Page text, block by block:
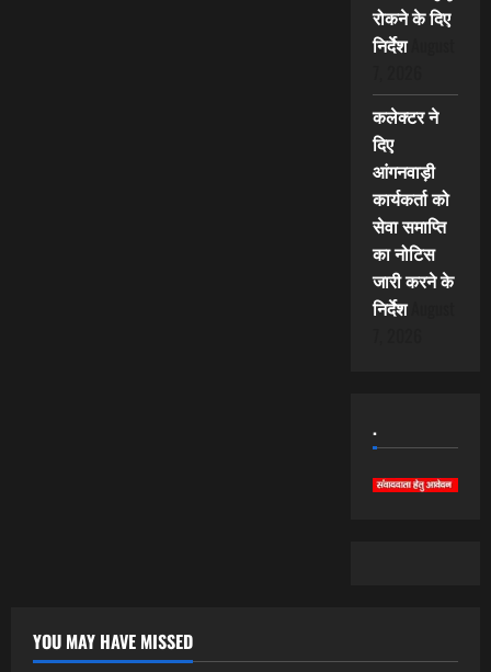
रोकने के दिए
निर्देश
कलेक्टर ने
दिए
आंगनवाड़ी
कार्यकर्ता को
सेवा समाप्ति
का नोटिस
जारी करने के
निर्देश
.
YOU MAY HAVE MISSED